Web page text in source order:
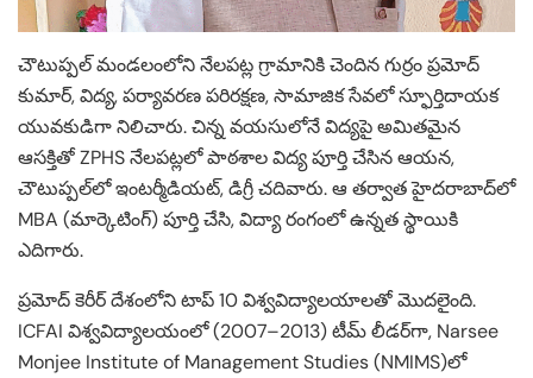
చౌటుప్పల్ మండలంలోని నేలపట్ల గ్రామానికి చెందిన గుర్రం ప్రమోద్
కుమార్, విద్య, పర్యావరణ పరిరక్షణ, సామాజిక సేవలో స్ఫూర్తిదాయక
యువకుడిగా నిలిచారు. చిన్న వయసులోనే విద్యపై అమితమైన
ఆసక్తితో ZPHS నేలపట్లలో పాఠశాల విద్య పూర్తి చేసిన ఆయన,
చౌటుప్పల్‌లో ఇంటర్మీడియట్, డిగ్రీ చదివారు. ఆ తర్వాత హైదరాబాద్‌లో
MBA (మార్కెటింగ్) పూర్తి చేసి, విద్యా రంగంలో ఉన్నత స్థాయికి
ఎదిగారు.
ప్రమోద్ కెరీర్ దేశంలోని టాప్ 10 విశ్వవిద్యాలయాలతో మొదలైంది.
ICFAI విశ్వవిద్యాలయంలో (2007–2013) టీమ్ లీడర్‌గా, Narsee
Monjee Institute of Management Studies (NMIMS)లో